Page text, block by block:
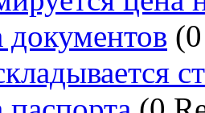
документов